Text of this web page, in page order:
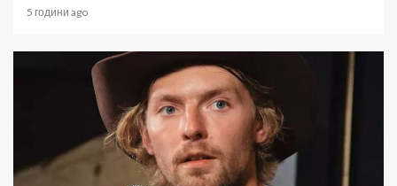
5 години ago